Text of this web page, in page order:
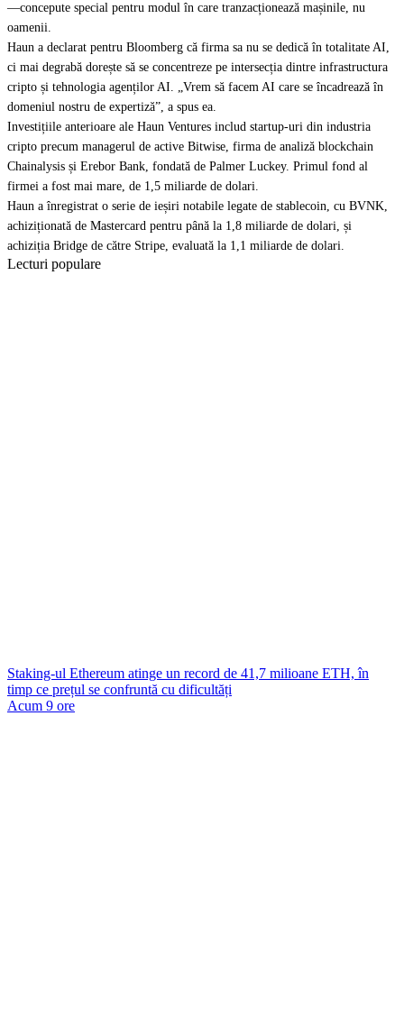
—concepute special pentru modul în care tranzacționează mașinile, nu
oamenii.
Haun a declarat pentru Bloomberg că firma sa nu se dedică în totalitate AI,
ci mai degrabă dorește să se concentreze pe intersecția dintre infrastructura
cripto și tehnologia agenților AI. „Vrem să facem AI care se încadrează în
domeniul nostru de expertiză”, a spus ea.
Investițiile anterioare ale Haun Ventures includ startup-uri din industria
cripto precum managerul de active Bitwise, firma de analiză blockchain
Chainalysis și Erebor Bank, fondată de Palmer Luckey. Primul fond al
firmei a fost mai mare, de 1,5 miliarde de dolari.
Haun a înregistrat o serie de ieșiri notabile legate de stablecoin, cu BVNK,
achiziționată de Mastercard pentru până la 1,8 miliarde de dolari, și
achiziția Bridge de către Stripe, evaluată la 1,1 miliarde de dolari.
Lecturi populare
Staking-ul Ethereum atinge un record de 41,7 milioane ETH, în
timp ce prețul se confruntă cu dificultăți
Acum 9 ore